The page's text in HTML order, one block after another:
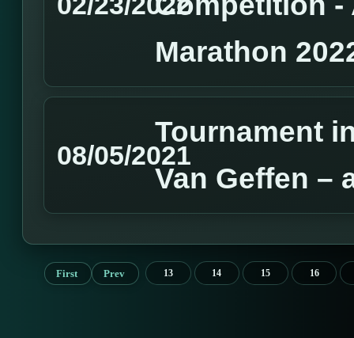
Marathon
08/05/2021
Tournament
Van Geffen –
First Prev 13 14 15 16